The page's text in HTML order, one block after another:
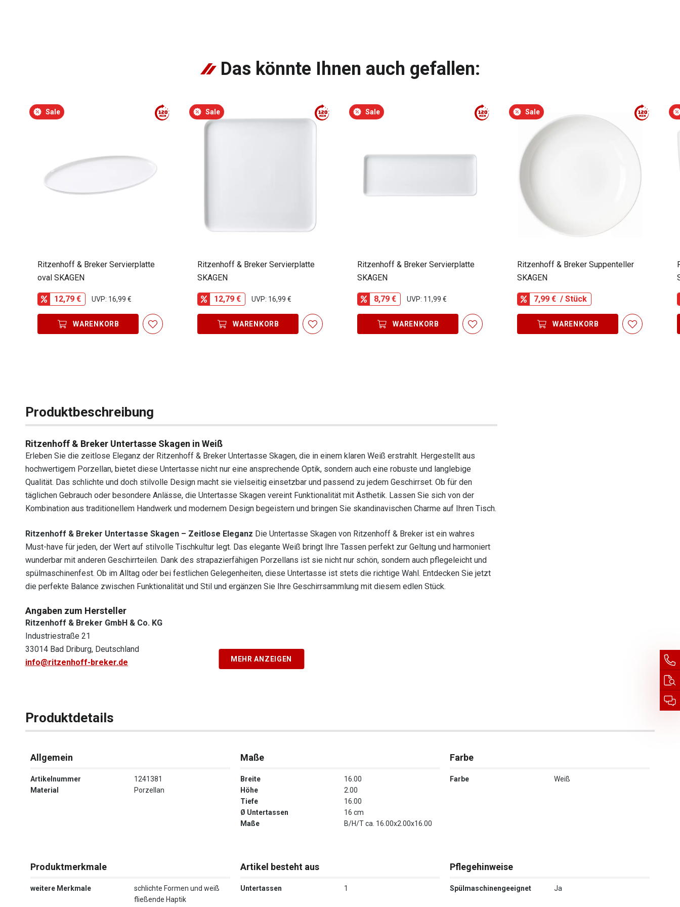
Das könnte Ihnen auch gefallen:
Sale
Ritzenhoff & Breker Servierplatte
oval SKAGEN
12,79 € UVP: 16,99 €
WARENKORB
Sale
Ritzenhoff & Breker Servierplatte
SKAGEN
12,79 € UVP: 16,99 €
WARENKORB
Sale
Ritzenhoff & Breker Servierplatte
SKAGEN
8,79 € UVP: 11,99 €
WARENKORB
Sale
Ritzenhoff & Breker Suppenteller
SKAGEN
7,99 € / Stück
WARENKORB
Produktbeschreibung
Ritzenhoff & Breker Untertasse Skagen in Weiß
Erleben Sie die zeitlose Eleganz der Ritzenhoff & Breker Untertasse Skagen, die in einem klaren Weiß erstrahlt. Hergestellt aus
hochwertigem Porzellan, bietet diese Untertasse nicht nur eine ansprechende Optik, sondern auch eine robuste und langlebige
Qualität. Das schlichte und doch stilvolle Design macht sie vielseitig einsetzbar und passend zu jedem Geschirrset. Ob für den
täglichen Gebrauch oder besondere Anlässe, die Untertasse Skagen vereint Funktionalität mit Ästhetik. Lassen Sie sich von der
Kombination aus traditionellem Handwerk und modernem Design begeistern und bringen Sie skandinavischen Charme auf Ihren Tisch.
Ritzenhoff & Breker Untertasse Skagen – Zeitlose Eleganz Die Untertasse Skagen von Ritzenhoff & Breker ist ein wahres
Must-have für jeden, der Wert auf stilvolle Tischkultur legt. Das elegante Weiß bringt Ihre Tassen perfekt zur Geltung und harmoniert
wunderbar mit anderen Geschirrteilen. Dank des strapazierfähigen Porzellans ist sie nicht nur schön, sondern auch pflegeleicht und
spülmaschinenfest. Ob im Alltag oder bei festlichen Gelegenheiten, diese Untertasse ist stets die richtige Wahl. Entdecken Sie jetzt
die perfekte Balance zwischen Funktionalität und Stil und ergänzen Sie Ihre Geschirrsammlung mit diesem edlen Stück.
Angaben zum Hersteller
Ritzenhoff & Breker GmbH & Co. KG
Industriestraße 21
33014 Bad Driburg, Deutschland
info@ritzenhoff-breker.de
MEHR ANZEIGEN
Produktdetails
Allgemein
Artikelnummer
1241381
Material
Porzellan
Maße
Breite
16.00
Höhe
2.00
Tiefe
16.00
Ø Untertassen
16 cm
Maße
B/H/T ca. 16.00x2.00x16.00
Farbe
Farbe Weiß
Produktmerkmale
weitere Merkmale
schlichte Formen und weiß
fließende Haptik
Artikel besteht aus
Untertassen 1
Pflegehinweise
Spülmaschinengeeignet Ja